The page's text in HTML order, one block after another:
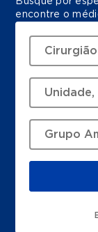
encontre o